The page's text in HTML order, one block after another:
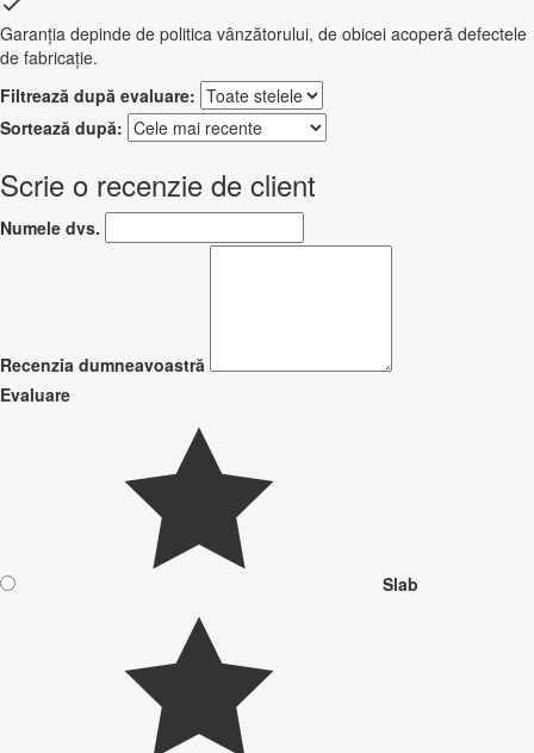
Garanția depinde de politica vânzătorului, de obicei acoperă defectele
de fabricație.
Filtrează după evaluare:
Sortează după:
Scrie o recenzie de client
Numele dvs.
Recenzia dumneavoastră
Evaluare
Slab